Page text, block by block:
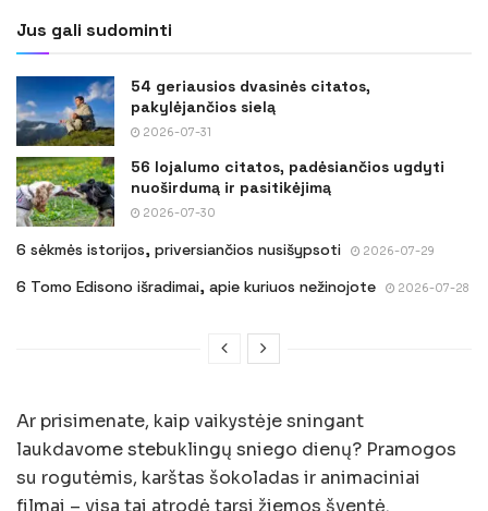
Jus gali sudominti
54 geriausios dvasinės citatos,
pakylėjančios sielą
2026-07-31
56 lojalumo citatos, padėsiančios ugdyti
nuoširdumą ir pasitikėjimą
2026-07-30
6 sėkmės istorijos, priversiančios nusišypsoti 2026-07-29
6 Tomo Edisono išradimai, apie kuriuos nežinojote 2026-07-28
Ar prisimenate, kaip vaikystėje sningant
laukdavome stebuklingų sniego dienų? Pramogos
su rogutėmis, karštas šokoladas ir animaciniai